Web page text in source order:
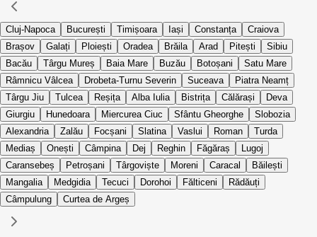
Cluj-Napoca București Timișoara Iași Constanța
Craiova
Brașov
Galați Ploiești Oradea Brăila Arad Pitești
Sibiu
Bacău
Târgu Mureș Baia Mare Buzău Botoșani
Satu Mare
Râmnicu Vâlcea
Drobeta-Turnu Severin Suceava
Piatra Neamț
Târgu Jiu
Tulcea Reșița Alba Iulia Bistrița Călărași
Deva
Giurgiu
Hunedoara Miercurea Ciuc Sfântu Gheorghe
Slobozia
Alexandria
Zalău Focșani Slatina Vaslui Roman
Turda
Mediaș
Onești Câmpina Dej Reghin Făgăraș
Lugoj
Caransebeș
Petroșani Târgoviște Moreni Caracal
Băilești
Mangalia
Medgidia Tecuci Dorohoi Fălticeni
Rădăuți
Câmpulung
Curtea de Argeș